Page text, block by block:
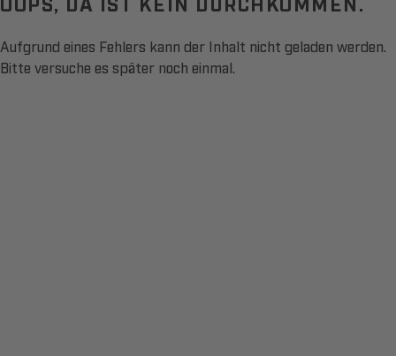
Aufgrund eines Fehlers kann der Inhalt nicht geladen werden.
Bitte versuche es später noch einmal.